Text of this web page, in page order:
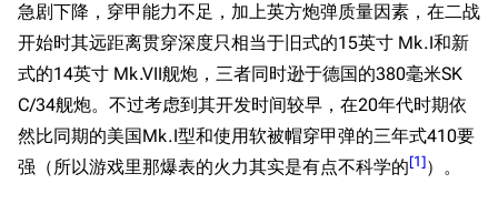
急剧下降，穿甲能力不足，加上英方炮弹质量因素，在二战
开始时其远距离贯穿深度只相当于旧式的15英寸 Mk.I和新
式的14英寸 Mk.VII舰炮，三者同时逊于德国的380毫米SK
C/34舰炮。不过考虑到其开发时间较早，在20年代时期依
然比同期的美国Mk.I型和使用软被帽穿甲弹的三年式410要
强（所以游戏里那爆表的火力其实是有点不科学的[1]）。